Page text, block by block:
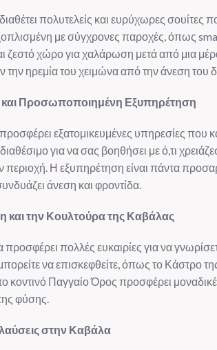
πολυτελείς και ευρύχωρες σουίτες
με σύγχρονες παροχές, όπως
ζεστό χώρο για χαλάρωση μετά από μια
ηρεμία του χειμώνα από την άνεση του
και Προσωποποιημένη Εξυπηρέτηση
εξατομικευμένες υπηρεσίες που
για να σας βοηθήσει με ό,τι
περιοχή. Η εξυπηρέτηση είναι πάντα
άνεση και φροντίδα.
και την Κουλτούρα της Καβάλας
πολλές ευκαιρίες για να
να επισκεφθείτε, όπως το Κάστρο
κοντινό Παγγαίο Όρος προσφέρει
φύσης.
στην Καβάλα